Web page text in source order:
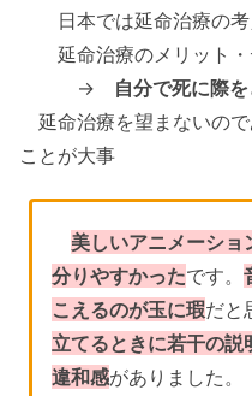
日本では延命治療の考
延命治療のメリット・
→ 自分で死に際
延命治療を望まないので
ことが大事
美しいアニメーショ
分りやすかったです。
こえるのが玉に瑕だと
立てるときに若干の
違和感がありました。